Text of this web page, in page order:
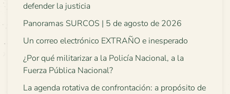
defender la justicia
Panoramas SURCOS | 5 de agosto de 2026
Un correo electrónico EXTRAÑO e inesperado
¿Por qué militarizar a la Policía Nacional, a la
Fuerza Pública Nacional?
La agenda rotativa de confrontación: a propósito de